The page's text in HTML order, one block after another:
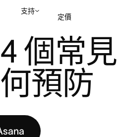
支持
定價
個常見
預防